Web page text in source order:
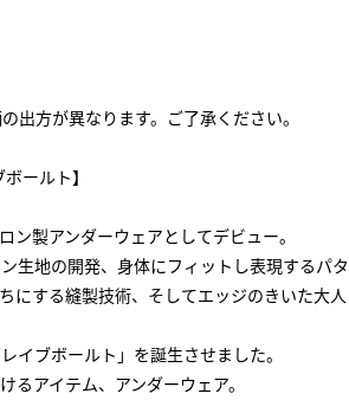
出方が異なります。ご了承ください。
ールト】
ン製アンダーウェアとしてデビュー。
生地の開発、身体にフィットし表現するパタ
にする縫製技術、そしてエッジのきいた大人
イブボールト」を誕生させました。
るアイテム、アンダーウェア。